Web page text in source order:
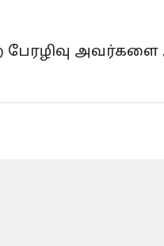
அவர்களை